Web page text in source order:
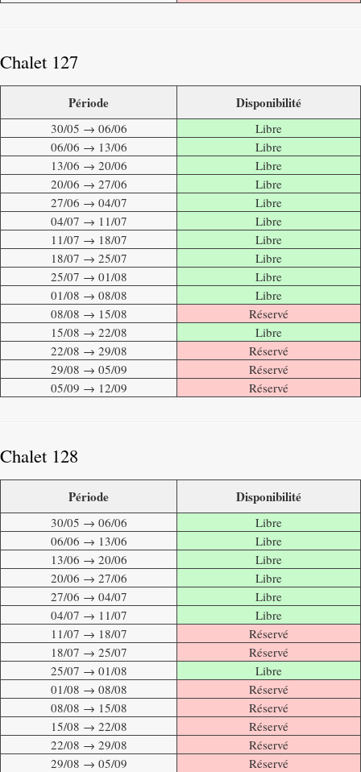
Chalet 127
Période Disponibilité
30/05 → 06/06
Libre
06/06 → 13/06
Libre
13/06 → 20/06
Libre
20/06 → 27/06
Libre
27/06 → 04/07
Libre
04/07 → 11/07
Libre
11/07 → 18/07
Libre
18/07 → 25/07
Libre
25/07 → 01/08
Libre
01/08 → 08/08
Libre
08/08 → 15/08
Réservé
15/08 → 22/08
Libre
22/08 → 29/08
Réservé
29/08 → 05/09
Réservé
05/09 → 12/09
Réservé
Chalet 128
Période Disponibilité
30/05 → 06/06
Libre
06/06 → 13/06
Libre
13/06 → 20/06
Libre
20/06 → 27/06
Libre
27/06 → 04/07
Libre
04/07 → 11/07
Libre
11/07 → 18/07
Réservé
18/07 → 25/07
Réservé
25/07 → 01/08
Libre
01/08 → 08/08
Réservé
08/08 → 15/08
Réservé
15/08 → 22/08
Réservé
22/08 → 29/08
Réservé
29/08 → 05/09
Réservé